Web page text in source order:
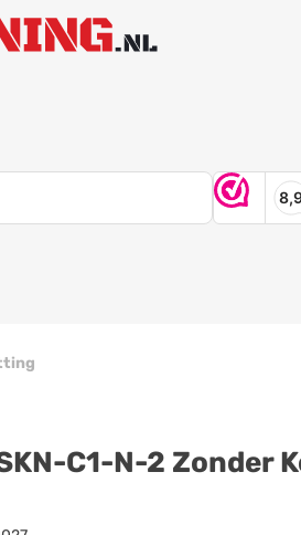
C1-N-2 Zonder